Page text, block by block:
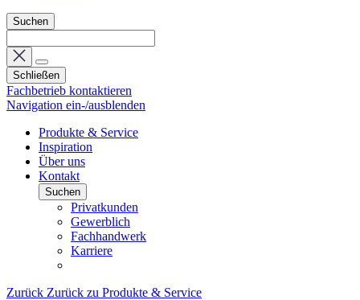
Suchen
Schließen
Fachbetrieb kontaktieren
Navigation ein-/ausblenden
Produkte & Service
Inspiration
Über uns
Kontakt
Suchen
Privatkunden
Gewerblich
Fachhandwerk
Karriere
Zurück Zurück zu Produkte & Service